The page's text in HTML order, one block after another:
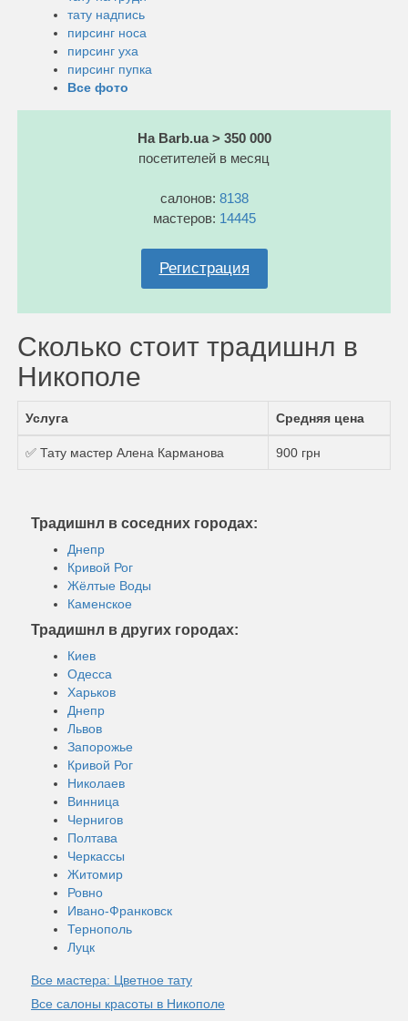
тату надпись
пирсинг носа
пирсинг уха
пирсинг пупка
Все фото
На Barb.ua > 350 000
посетителей в месяц
салонов: 8138
мастеров: 14445
Регистрация
Сколько стоит традишнл в
Никополе
Услуга Средняя цена
✅ Тату мастер Алена Карманова 900 грн
Традишнл в соседних городах:
Днепр
Кривой Рог
Жёлтые Воды
Каменское
Традишнл в других городах:
Киев
Одесса
Харьков
Днепр
Львов
Запорожье
Кривой Рог
Николаев
Винница
Чернигов
Полтава
Черкассы
Житомир
Ровно
Ивано-Франковск
Тернополь
Луцк
Все мастера: Цветное тату
Все салоны красоты в Никополе